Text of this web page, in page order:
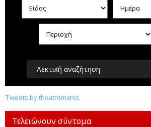
Λεκτική αναζήτηση
Tweets by theatromanis
Τελειώνουν σύντομα